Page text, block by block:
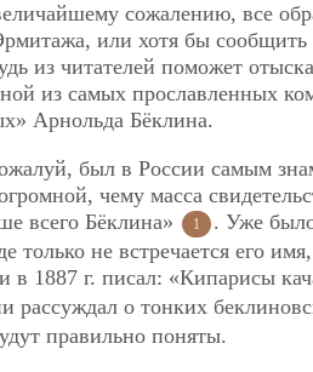
сожалению, все
или хотя бы сообщить
из читателей поможет
из самых прославленных
Арнольда Бёклина.
был в России самым
чему масса
всего Бёклина»
1
. Уже
только не встречается его
1887 г. писал: «Кипарисы
рассуждал о тонких
правильно поняты.